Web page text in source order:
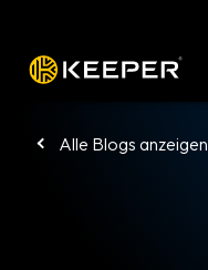
Alle Blogs anzeigen